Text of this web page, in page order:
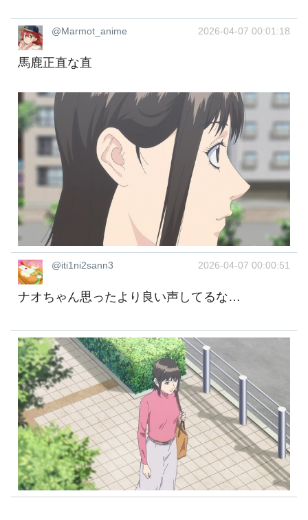
@Marmot_anime 2026-04-07 00:01:18
馬鹿正直な直
@iti1ni2sann3 2026-04-07 00:00:51
ナオちゃん思ったより良い声してるな…